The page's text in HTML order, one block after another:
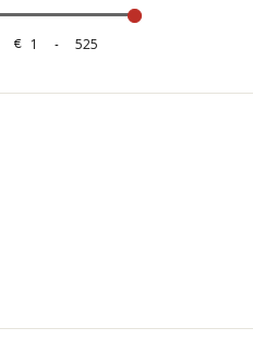
€
Minimum Price
-
Maximum Price